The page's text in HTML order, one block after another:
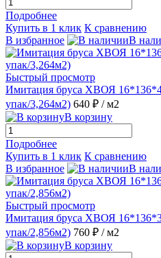
Подробнее
Купить в 1 клик К сравнению
В избранное
В
Быстрый просмотр
Имитация бруса ХВОЯ
упак/3,264м2) 640 ₽ / м2
В корзину
Подробнее
Купить в 1 клик К сравнению
В избранное
В
Быстрый просмотр
Имитация бруса ХВОЯ
упак/2,856м2) 760 ₽ / м2
В корзину